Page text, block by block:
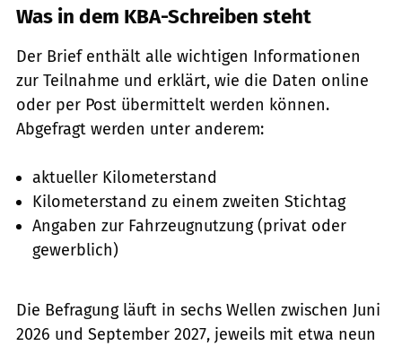
Was in dem KBA-Schreiben steht
Der Brief enthält alle wichtigen Informationen
zur Teilnahme und erklärt, wie die Daten online
oder per Post übermittelt werden können.
Abgefragt werden unter anderem:
aktueller Kilometerstand
Kilometerstand zu einem zweiten Stichtag
Angaben zur Fahrzeugnutzung (privat oder
gewerblich)
Die Befragung läuft in sechs Wellen zwischen Juni
2026 und September 2027, jeweils mit etwa neun